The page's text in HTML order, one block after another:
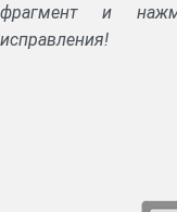
фрагмент и
исправления!